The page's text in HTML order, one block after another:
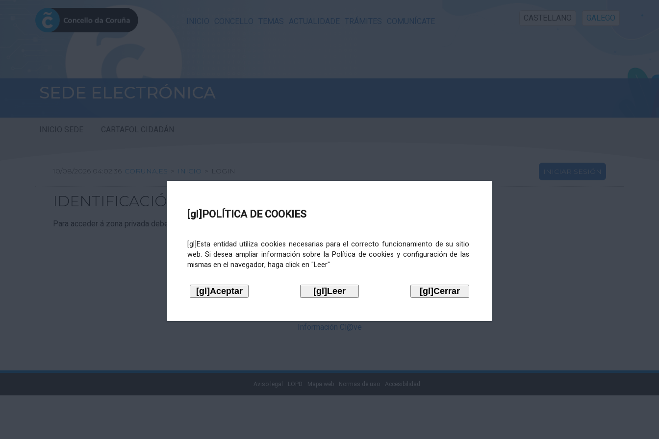
INICIO CONCELLO TEMAS ACTUALIDADE TRÁMITES COMUNÍCATE CASTELLANO GALEGO
SEDE ELECTRÓNICA
INICIO SEDE CARTAFOL CIDADÁN
[gl]POLÍTICA DE COOKIES
[gl]Esta entidad utiliza cookies necesarias para el correcto funcionamiento de su sitio
web. Si desea ampliar información sobre la Política de cookies y configuración de las
mismas en el navegador, haga click en "Leer"
10/08/2026 04:02:36 CORUNA.ES > INICIO > LOGIN INICIAR SESIÓN
IDENTIFICACIÓN
Para acceder á zona privada debe identificarse mediante Cl@ve. Pulse no logotipo
Información Cl@ve
Aviso legal LOPD Mapa web Normas de uso Accesibilidad